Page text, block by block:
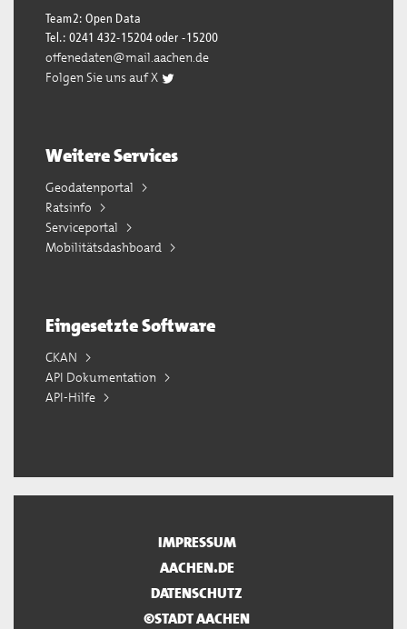
Team2: Open Data
Tel.: 0241 432-15204 oder -15200
offenedaten@mail.aachen.de
Folgen Sie uns auf X
Weitere Services
Geodatenportal
Ratsinfo
Serviceportal
Mobilitätsdashboard
Eingesetzte Software
CKAN
API Dokumentation
API-Hilfe
IMPRESSUM
AACHEN.DE
DATENSCHUTZ
©STADT AACHEN